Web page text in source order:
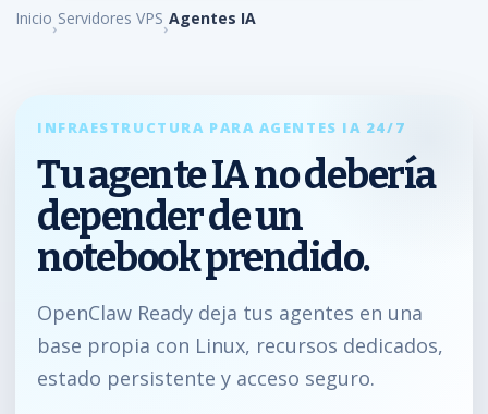
Inicio Servidores VPS Agentes IA
INFRAESTRUCTURA PARA AGENTES IA 24/7
Tu agente IA no debería
depender de un
notebook prendido.
OpenClaw Ready deja tus agentes en una
base propia con Linux, recursos dedicados,
estado persistente y acceso seguro.